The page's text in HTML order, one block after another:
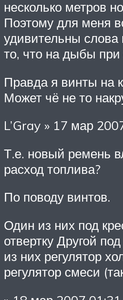
несколько метров
Поэтому для меня
удивительны слова
то, что на дыбы при
Правда я винты на
Может чё не то
L’Gray » 17 мар
Т.е. новый ремень
расход топлива?
По поводу винтов.
Один из них под
отвертку Другой
из них регулятор
регулятор смеси